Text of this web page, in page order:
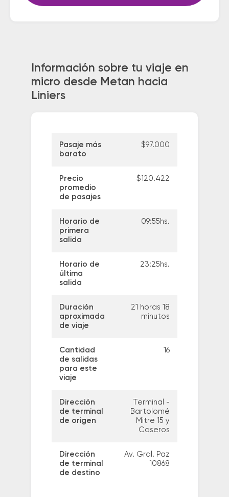
Información sobre tu viaje en
micro desde Metan hacia
Liniers
Pasaje más
barato
$97.000
Precio
promedio
de pasajes
$120.422
Horario de
primera
salida
09:55hs.
Horario de
última
salida
23:25hs.
Duración
aproximada
de viaje
21 horas 18
minutos
Cantidad
de salidas
para este
viaje
16
Dirección
de terminal
de origen
Terminal -
Bartolomé
Mitre 15 y
Caseros
Dirección
de terminal
de destino
Av. Gral. Paz
10868